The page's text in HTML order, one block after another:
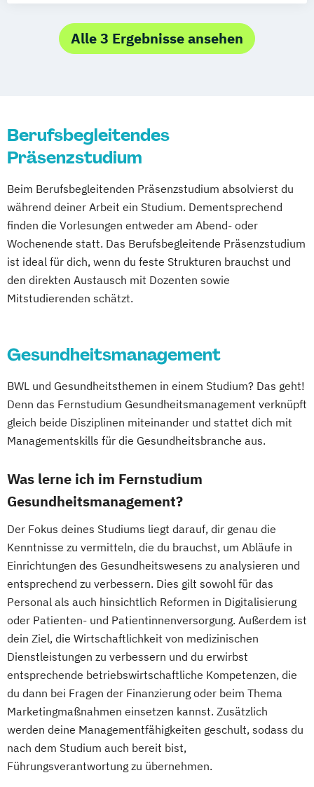
HELPP – Versorgungsforschung und -
gestaltung
Pflegewissenschaft
Alle 3 Ergebnisse ansehen
Berufsbegleitendes
Präsenzstudium
Beim Berufsbegleitenden Präsenzstudium absolvierst du
während deiner Arbeit ein Studium. Dementsprechend
finden die Vorlesungen entweder am Abend- oder
Wochenende statt. Das Berufsbegleitende Präsenzstudium
ist ideal für dich, wenn du feste Strukturen brauchst und
den direkten Austausch mit Dozenten sowie
Mitstudierenden schätzt.
Gesundheitsmanagement
BWL und Gesundheitsthemen in einem Studium? Das geht!
Denn das Fernstudium Gesundheitsmanagement verknüpft
gleich beide Disziplinen miteinander und stattet dich mit
Managementskills für die Gesundheitsbranche aus.
Was lerne ich im Fernstudium
Gesundheitsmanagement?
Der Fokus deines Studiums liegt darauf, dir genau die
Kenntnisse zu vermitteln, die du brauchst, um Abläufe in
Einrichtungen des Gesundheitswesens zu analysieren und
entsprechend zu verbessern. Dies gilt sowohl für das
Personal als auch hinsichtlich Reformen in Digitalisierung
oder Patienten- und Patientinnenversorgung. Außerdem ist
dein Ziel, die Wirtschaftlichkeit von medizinischen
Dienstleistungen zu verbessern und du erwirbst
entsprechende betriebswirtschaftliche Kompetenzen, die
du dann bei Fragen der Finanzierung oder beim Thema
Marketingmaßnahmen einsetzen kannst. Zusätzlich
werden deine Managementfähigkeiten geschult, sodass du
nach dem Studium auch bereit bist,
Führungsverantwortung zu übernehmen.